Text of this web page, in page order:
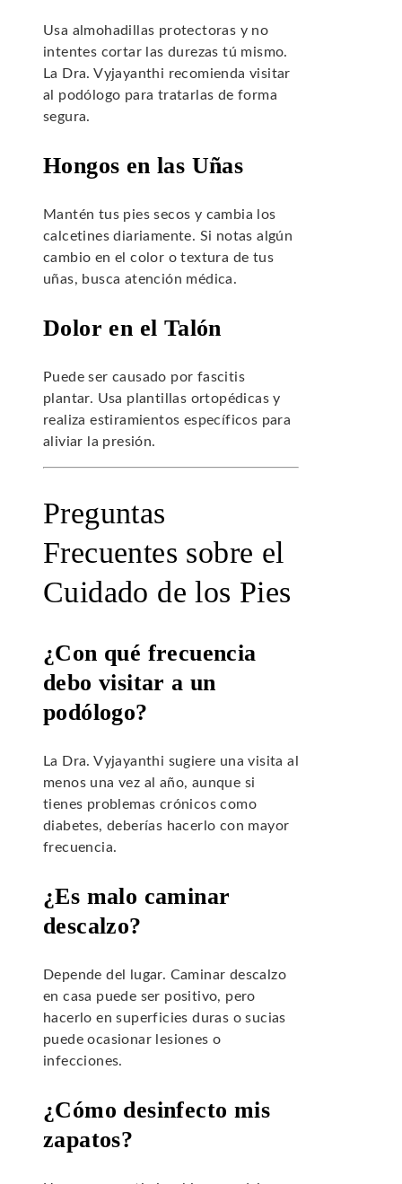
Usa almohadillas protectoras y no
intentes cortar las durezas tú mismo.
La Dra. Vyjayanthi recomienda visitar
al podólogo para tratarlas de forma
segura.
Hongos en las Uñas
Mantén tus pies secos y cambia los
calcetines diariamente. Si notas algún
cambio en el color o textura de tus
uñas, busca atención médica.
Dolor en el Talón
Puede ser causado por fascitis
plantar. Usa plantillas ortopédicas y
realiza estiramientos específicos para
aliviar la presión.
Preguntas
Frecuentes sobre el
Cuidado de los Pies
¿Con qué frecuencia
debo visitar a un
podólogo?
La Dra. Vyjayanthi sugiere una visita al
menos una vez al año, aunque si
tienes problemas crónicos como
diabetes, deberías hacerlo con mayor
frecuencia.
¿Es malo caminar
descalzo?
Depende del lugar. Caminar descalzo
en casa puede ser positivo, pero
hacerlo en superficies duras o sucias
puede ocasionar lesiones o
infecciones.
¿Cómo desinfecto mis
zapatos?